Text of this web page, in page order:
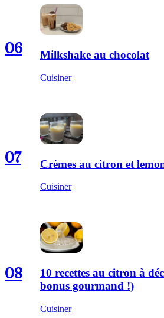
06 Milkshake au chocolat
Cuisiner
07 Crèmes au citron et
Cuisiner
08
10 recettes au citron à
bonus gourmand !)
Cuisiner